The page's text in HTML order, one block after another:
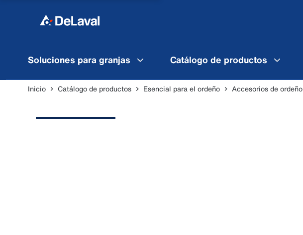
Soluciones para granjas Catálogo de productos
Inicio Catálogo de productos Esencial para el ordeño Accesorios de ordeño